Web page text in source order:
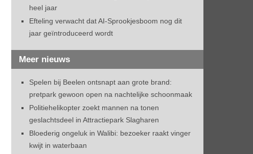
heel jaar
Efteling verwacht dat AI-Sprookjesboom nog dit
jaar geïntroduceerd wordt
Meer nieuws
Spelen bij Beelen ontsnapt aan grote brand:
pretpark gewoon open na nachtelijke schoonmaak
Politiehelikopter zoekt mannen na tonen
geslachtsdeel in Attractiepark Slagharen
Bloederig ongeluk in Walibi: bezoeker raakt vinger
kwijt in waterbaan